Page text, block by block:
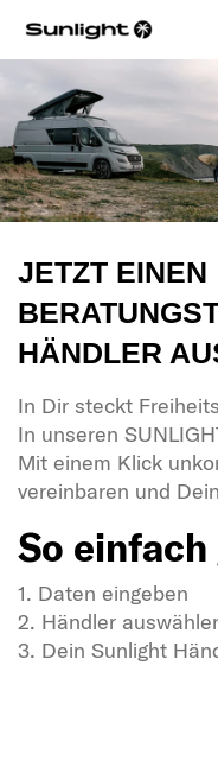
JETZT EINEN
HÄNDLER
In Dir steckt
In unseren
Mit einem Klick
vereinbaren und
So einfach
1. Daten eingeben
2. Händler
3. Dein Sunlight